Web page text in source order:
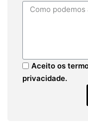
Aceito os
privacidade.